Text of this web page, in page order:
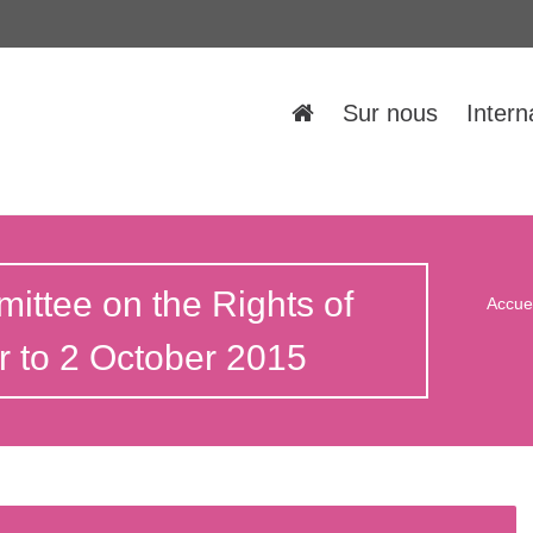
Sur nous
on the Rights of
to 2 October 2015